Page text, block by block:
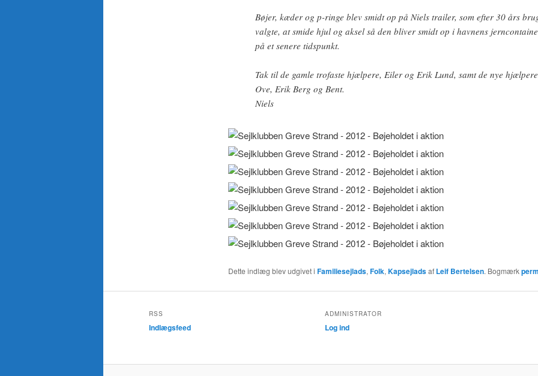
Bøjer, kæder og p-ringe blev smidt op på Niels trailer, som efter 30 års
valgte, at smide hjul og aksel så den bliver smidt op i havnens
på et senere tidspunkt.
Tak til de gamle trofaste hjælpere, Eiler og Erik Lund, samt de nye hjælpere
Ove, Erik Berg og Bent.
Niels
Dette indlæg blev udgivet i Familiesejlads, Folk, Kapsejladsaf Leif Bertelsen. Bogmærk
RSS
Indlægsfeed
ADMINISTRATOR
Log ind